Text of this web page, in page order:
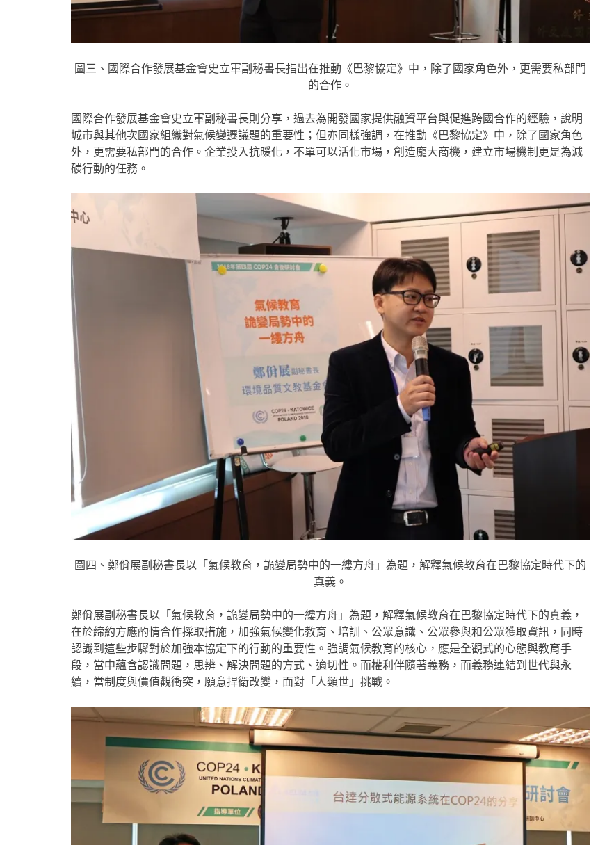
圖三、國際合作發展基金會史立軍副秘書長指出在推動《巴黎協定》中，除了國家角色外，更需要私部門
的合作。
國際合作發展基金會史立軍副秘書長則分享，過去為開發國家提供融資平台與促進跨國合作的經驗，說明
城市與其他次國家組織對氣候變遷議題的重要性；但亦同樣強調，在推動《巴黎協定》中，除了國家角色
外，更需要私部門的合作。企業投入抗暖化，不單可以活化市場，創造龐大商機，建立市場機制更是為減
碳行動的任務。
圖四、鄭佾展副秘書長以「氣候教育，詭變局勢中的一縷方舟」為題，解釋氣候教育在巴黎協定時代下的
真義。
鄭佾展副秘書長以「氣候教育，詭變局勢中的一縷方舟」為題，解釋氣候教育在巴黎協定時代下的真義，
在於締約方應酌情合作採取措施，加強氣候變化教育、培訓、公眾意識、公眾參與和公眾獲取資訊，同時
認識到這些步驟對於加強本協定下的行動的重要性。強調氣候教育的核心，應是全觀式的心態與教育手
段，當中蘊含認識問題，思辨、解決問題的方式、適切性。而權利伴隨著義務，而義務連結到世代與永
續，當制度與價值觀衝突，願意捍衛改變，面對「人類世」挑戰。